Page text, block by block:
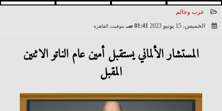
عرب وعالم
الخميس، 15 يونيو 2023
01:41 صـ بتوقيت القاهرة
المستشار الألماني يستقبل أمين عام الناتو الاثنين
المقبل